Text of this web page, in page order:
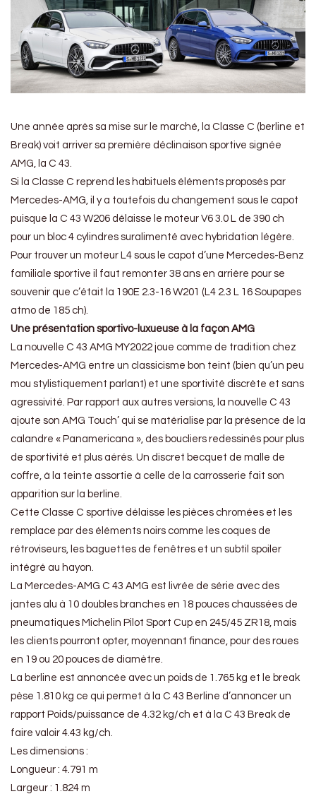
Une année après sa mise sur le marché, la Classe C (berline et
Break) voit arriver sa première déclinaison sportive signée
AMG, la C 43.
Si la Classe C reprend les habituels éléments proposés par
Mercedes-AMG, il y a toutefois du changement sous le capot
puisque la C 43 W206 délaisse le moteur V6 3.0 L de 390 ch
pour un bloc 4 cylindres suralimenté avec hybridation légère.
Pour trouver un moteur L4 sous le capot d’une Mercedes-Benz
familiale sportive il faut remonter 38 ans en arrière pour se
souvenir que c’était la 190E 2.3-16 W201 (L4 2.3 L 16 Soupapes
atmo de 185 ch).
Une présentation sportivo-luxueuse à la façon AMG
La nouvelle C 43 AMG MY2022 joue comme de tradition chez
Mercedes-AMG entre un classicisme bon teint (bien qu’un peu
mou stylistiquement parlant) et une sportivité discrète et sans
agressivité. Par rapport aux autres versions, la nouvelle C 43
ajoute son AMG Touch’ qui se matérialise par la présence de la
calandre « Panamericana », des boucliers redessinés pour plus
de sportivité et plus aérés. Un discret becquet de malle de
coffre, à la teinte assortie à celle de la carrosserie fait son
apparition sur la berline.
Cette Classe C sportive délaisse les pièces chromées et les
remplace par des éléments noirs comme les coques de
rétroviseurs, les baguettes de fenêtres et un subtil spoiler
intégré au hayon.
La Mercedes-AMG C 43 AMG est livrée de série avec des
jantes alu à 10 doubles branches en 18 pouces chaussées de
pneumatiques Michelin Pilot Sport Cup en 245/45 ZR18, mais
les clients pourront opter, moyennant finance, pour des roues
en 19 ou 20 pouces de diamètre.
La berline est annoncée avec un poids de 1.765 kg et le break
pèse 1.810 kg ce qui permet à la C 43 Berline d’annoncer un
rapport Poids/puissance de 4.32 kg/ch et à la C 43 Break de
faire valoir 4.43 kg/ch.
Les dimensions :
Longueur : 4.791 m
Largeur : 1.824 m